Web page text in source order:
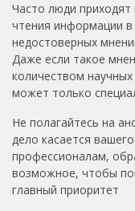
Часто люди приходят
чтения информации
недостоверных
Даже если такое
количеством
может только
Не полагайтесь на
дело касается
профессионалам,
возможное, чтобы
главный приоритет